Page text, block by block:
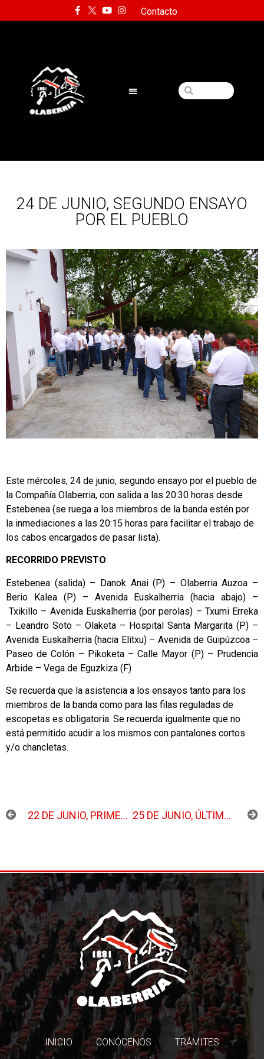
Contacto
24 DE JUNIO, SEGUNDO ENSAYO
POR EL PUEBLO
Este mércoles, 24 de junio, segundo ensayo por el pueblo de
la Compañía Olaberria, con salida a las 20:30 horas desde
Estebenea (se ruega a los miembros de la banda estén por
la inmediaciones a las 20:15 horas para facilitar el trabajo de
los cabos encargados de pasar lista).
RECORRIDO PREVISTO:
Estebenea (salida) – Danok Anai (P) – Olaberria Auzoa –
Berio Kalea (P) – Avenida Euskalherria (hacia abajo) –
Txikillo – Avenida Euskalherria (por perolas) – Txumi Erreka
– Leandro Soto – Olaketa – Hospital Santa Margarita (P) –
Avenida Euskalherria (hacia Elitxu) – Avenida de Guipúzcoa –
Paseo de Colón – Pikoketa – Calle Mayor (P) – Prudencia
Arbide – Vega de Eguzkiza (F)
Se recuerda que la asistencia a los ensayos tanto para los
miembros de la banda como para las filas reguladas de
escopetas es obligatoria. Se recuerda igualmente que no
está permitido acudir a los mismos con pantalones cortos
y/o chancletas.
22 DE JUNIO, PRIMER ENSAYO POR EL PUEBLO 25 DE JUNIO, ÚLTIMO ENSAYO
INICIO CONÓCENOS
TRÁMITES